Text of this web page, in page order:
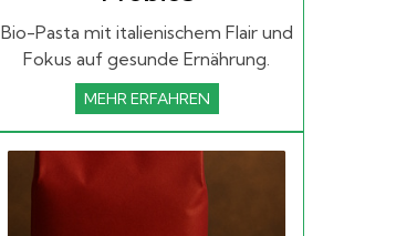
Bio-Pasta mit italienischem Flair und
Fokus auf gesunde Ernährung.
MEHR ERFAHREN